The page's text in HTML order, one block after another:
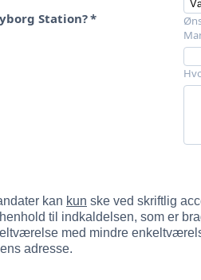
Station?*
kan kun ske ved skriftlig
til indkaldelsen, som er
med mindre
adresse.